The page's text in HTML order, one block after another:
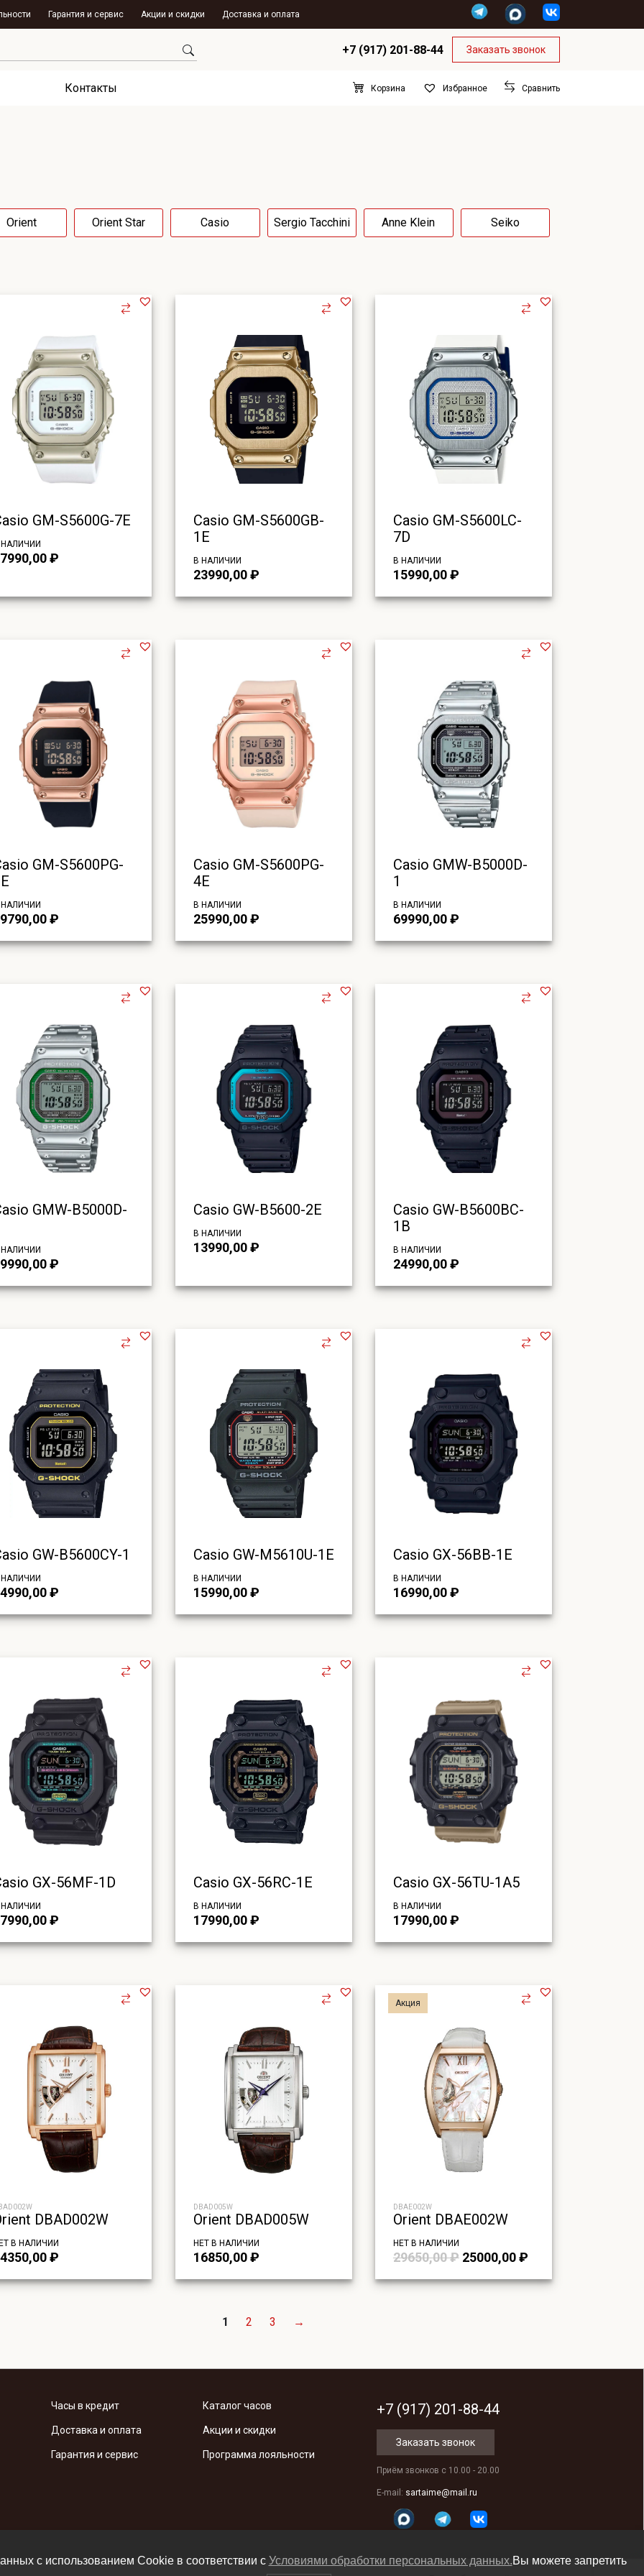
Гарантия и сервис Акции и скидки Доставка и оплата
+7 (917) 201-88-44 Заказать звонок
Контакты Корзина Избранное Сравнить
Orient Orient Star Casio Sergio Tacchini Anne Klein Seiko
GM-S5600G-7E
₽
Casio GM-S5600GB-
1E
В НАЛИЧИИ
23990,00₽
Casio GM-S5600LC-
7D
В НАЛИЧИИ
15990,00₽
GM-S5600PG-
₽
Casio GM-S5600PG-
4E
В НАЛИЧИИ
25990,00₽
Casio GMW-B5000D-
1
В НАЛИЧИИ
69990,00₽
GMW-B5000D-
₽
Casio GW-B5600-2E
В НАЛИЧИИ
13990,00₽
Casio GW-B5600BC-
1B
В НАЛИЧИИ
24990,00₽
GW-B5600CY-1
₽
Casio GW-M5610U-1E
В НАЛИЧИИ
15990,00₽
Casio GX-56BB-1E
В НАЛИЧИИ
16990,00₽
GX-56MF-1D
₽
Casio GX-56RC-1E
В НАЛИЧИИ
17990,00₽
Casio GX-56TU-1A5
В НАЛИЧИИ
17990,00₽
DBAD002W
В НАЛИЧИИ
₽
DBAD005W
Orient DBAD005W
НЕТ В НАЛИЧИИ
16850,00₽
Акция
DBAE002W
Orient DBAE002W
НЕТ В НАЛИЧИИ
29650,00₽ Первоначальная
составляла
25000,00₽Текущая
25000,00 ₽.
1 2 3 →
Часы в кредит Каталог часов
Доставка и оплата Акции и скидки
Гарантия и сервис Программа лояльности
+7 (917) 201-88-44
Заказать звонок
Приём звонков с 10.00 - 20.00
E-mail: sartaime@mail.ru
с использованием Cookie в соответствии c Условиями обработки персональных данных.Вы можете запретить